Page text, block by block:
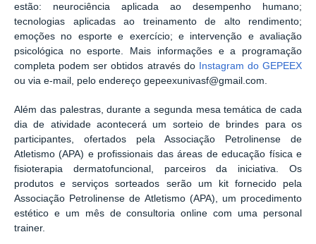
estão: neurociência aplicada ao desempenho humano;
tecnologias aplicadas ao treinamento de alto rendimento;
emoções no esporte e exercício; e intervenção e avaliação
psicológica no esporte. Mais informações e a programação
completa podem ser obtidos através do Instagram do GEPEEX
ou via e-mail, pelo endereço gepeexunivasf@gmail.com.
Além das palestras, durante a segunda mesa temática de cada
dia de atividade acontecerá um sorteio de brindes para os
participantes, ofertados pela Associação Petrolinense de
Atletismo (APA) e profissionais das áreas de educação física e
fisioterapia dermatofuncional, parceiros da iniciativa. Os
produtos e serviços sorteados serão um kit fornecido pela
Associação Petrolinense de Atletismo (APA), um procedimento
estético e um mês de consultoria online com uma personal
trainer.